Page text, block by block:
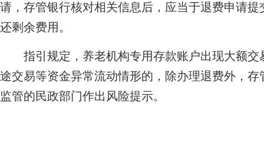
请，存管银行核对相关信息后，应当于退费申请
还剩余费用。
指引规定，养老机构专用存款账户出现大额交
途交易等资金异常流动情形的，除办理退费外，
监管的民政部门作出风险提示。